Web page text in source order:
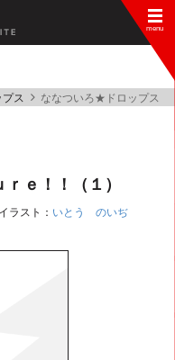
ス ななついろ★ドロップス
ｅ！！（１）
イラスト： いとう のいぢ